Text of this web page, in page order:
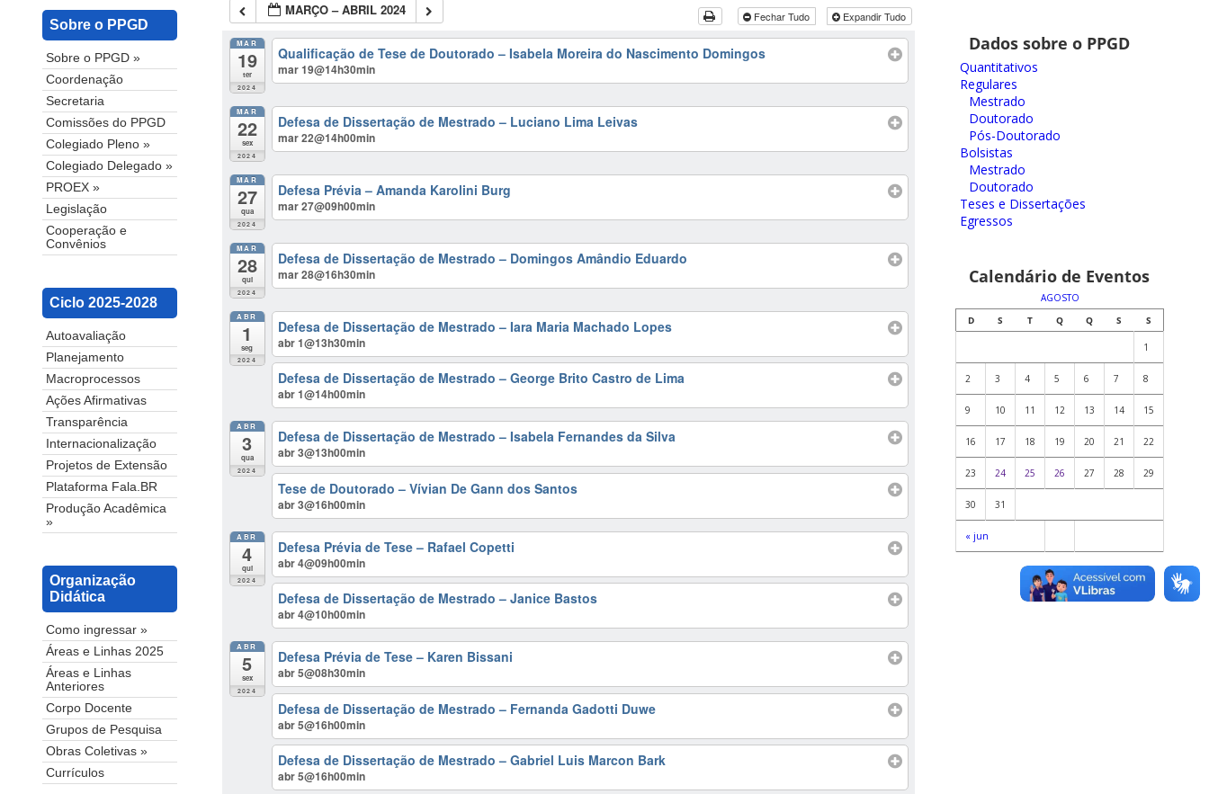
Sobre o PPGD
Sobre o PPGD »
Coordenação
Secretaria
Comissões do PPGD
Colegiado Pleno »
Colegiado Delegado »
PROEX »
Legislação
Cooperação e
Convênios
Ciclo 2025-2028
Autoavaliação
Planejamento
Macroprocessos
Ações Afirmativas
Transparência
Internacionalização
Projetos de Extensão
Plataforma Fala.BR
Produção Acadêmica
»
Organização
Didática
Como ingressar »
Áreas e Linhas 2025
Áreas e Linhas
Anteriores
Corpo Docente
Grupos de Pesquisa
Obras Coletivas »
Currículos
MARÇO – ABRIL 2024 Fechar Tudo Expandir Tudo
MAR
19
ter
2024
Qualificação de Tese de Doutorado – Isabela Moreira do Nascimento Domingos
mar 19@14h30min
MAR
22
sex
2024
Defesa de Dissertação de Mestrado – Luciano Lima Leivas
mar 22@14h00min
MAR
27
qua
2024
Defesa Prévia – Amanda Karolini Burg
mar 27@09h00min
MAR
28
qui
2024
Defesa de Dissertação de Mestrado – Domingos Amândio Eduardo
mar 28@16h30min
ABR
1
seg
2024
Defesa de Dissertação de Mestrado – Iara Maria Machado Lopes
abr 1@13h30min
Defesa de Dissertação de Mestrado – George Brito Castro de Lima
abr 1@14h00min
ABR
3
qua
2024
Defesa de Dissertação de Mestrado – Isabela Fernandes da Silva
abr 3@13h00min
Tese de Doutorado – Vívian De Gann dos Santos
abr 3@16h00min
ABR
4
qui
2024
Defesa Prévia de Tese – Rafael Copetti
abr 4@09h00min
Defesa de Dissertação de Mestrado – Janice Bastos
abr 4@10h00min
ABR
5
sex
2024
Defesa Prévia de Tese – Karen Bissani
abr 5@08h30min
Defesa de Dissertação de Mestrado – Fernanda Gadotti Duwe
abr 5@16h00min
Defesa de Dissertação de Mestrado – Gabriel Luis Marcon Bark
abr 5@16h00min
Dados sobre o PPGD
Quantitativos
Regulares
Mestrado
Doutorado
Pós-Doutorado
Bolsistas
Mestrado
Doutorado
Teses e Dissertações
Egressos
Calendário de Eventos
AGOSTO
D
S T Q Q S S
« jun
1
2 3 4 5 6 7 8
9 10 11 12 13 14 15
16 17 18 19 20 21 22
23 24 25 26 27 28 29
30 31